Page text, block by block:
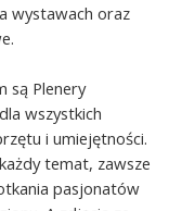
wystawach oraz
są Plenery
wszystkich
i umiejętności.
temat, zawsze
pasjonatów